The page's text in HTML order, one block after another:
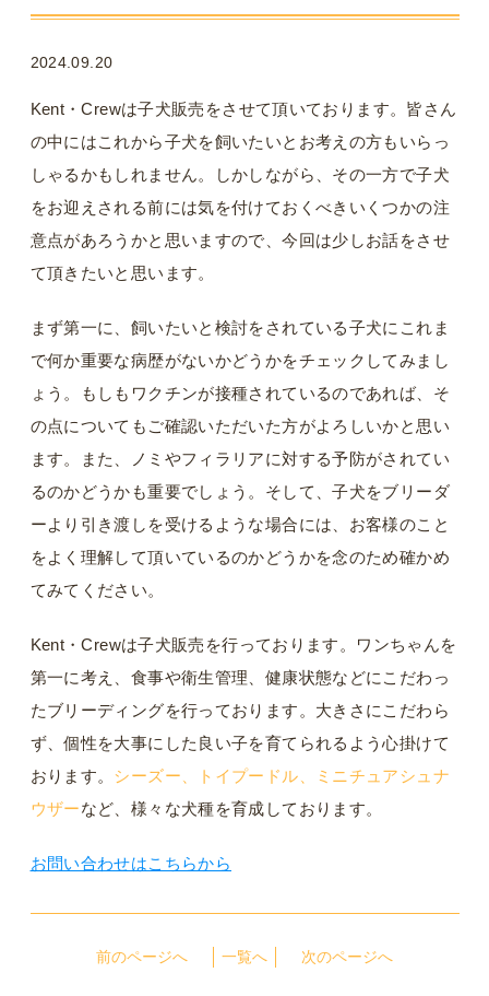
2024.09.20
Kent・Crewは子犬販売をさせて頂いております。皆さん
の中にはこれから子犬を飼いたいとお考えの方もいらっ
しゃるかもしれません。しかしながら、その一方で子犬
をお迎えされる前には気を付けておくべきいくつかの注
意点があろうかと思いますので、今回は少しお話をさせ
て頂きたいと思います。
まず第一に、飼いたいと検討をされている子犬にこれま
で何か重要な病歴がないかどうかをチェックしてみまし
ょう。もしもワクチンが接種されているのであれば、そ
の点についてもご確認いただいた方がよろしいかと思い
ます。また、ノミやフィラリアに対する予防がされてい
るのかどうかも重要でしょう。そして、子犬をブリーダ
ーより引き渡しを受けるような場合には、お客様のこと
をよく理解して頂いているのかどうかを念のため確かめ
てみてください。
Kent・Crewは子犬販売を行っております。ワンちゃんを
第一に考え、食事や衛生管理、健康状態などにこだわっ
たブリーディングを行っております。大きさにこだわら
ず、個性を大事にした良い子を育てられるよう心掛けて
おります。 シーズー、トイプードル、ミニチュアシュナ
ウザーなど、様々な犬種を育成しております。
お問い合わせはこちらから
前のページへ 一覧へ 次のページへ